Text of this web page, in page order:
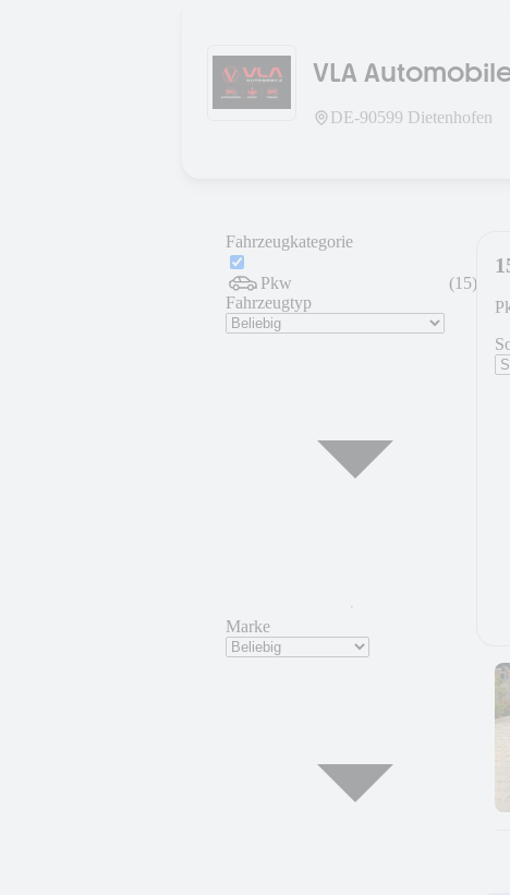
VLA
DE-90599 Dietenhofen
Fahrzeugkategorie
Pkw (15)
Fahrzeugtyp
Marke